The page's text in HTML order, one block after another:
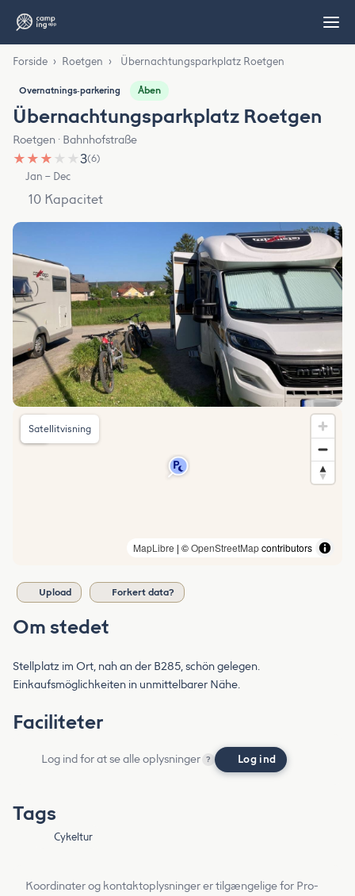
Forside › Roetgen › Übernachtungsparkplatz Roetgen
Overnatnings‑parkering Åben
Übernachtungsparkplatz Roetgen
Roetgen · Bahnhofstraße
★ ★ ★ ★ ★3(6)
Jan – Dec
10 Kapacitet
MapLibre | ©OpenStreetMapcontributors
Satellitvisning
Upload Forkert data?
Om stedet
Stellplatz im Ort, nah an der B285, schön gelegen.
Einkaufsmöglichkeiten in unmittelbarer Nähe.
Faciliteter
Log ind for at se alle oplysninger ? Log ind
Tags
Cykeltur
Koordinater og kontaktoplysninger er tilgængelige for Pro-